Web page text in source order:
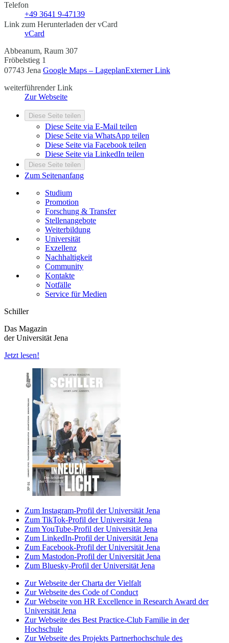
Telefon
+49 3641 9-47139
Link zum Herunterladen der vCard
vCard
Abbeanum, Raum 307
Fröbelstieg 1
07743 Jena Google Maps – LageplanExterner Link
weiterführender Link
Zur Webseite
Diese Seite teilen
Diese Seite via E-Mail teilen
Diese Seite via WhatsApp teilen
Diese Seite via Facebook teilen
Diese Seite via LinkedIn teilen
Diese Seite teilen
Zum Seitenanfang
Studium
Promotion
Forschung & Transfer
Stellenangebote
Weiterbildung
Universität
Exzellenz
Nachhaltigkeit
Community
Kontakte
Notfälle
Service für Medien
Schiller
Das Magazin
der Universität Jena
Jetzt lesen!
Zum Instagram-Profil der Universität Jena
Zum TikTok-Profil der Universität Jena
Zum YouTube-Profil der Universität Jena
Zum LinkedIn-Profil der Universität Jena
Zum Facebook-Profil der Universität Jena
Zum Mastodon-Profil der Universität Jena
Zum Bluesky-Profil der Universität Jena
Zur Webseite der Charta der Vielfalt
Zur Webseite des Code of Conduct
Zur Webseite von HR Excellence in Research Award der
Universität Jena
Zur Webseite des Best Practice-Club Familie in der
Hochschule
Zur Webseite des Projekts Partnerhochschule des